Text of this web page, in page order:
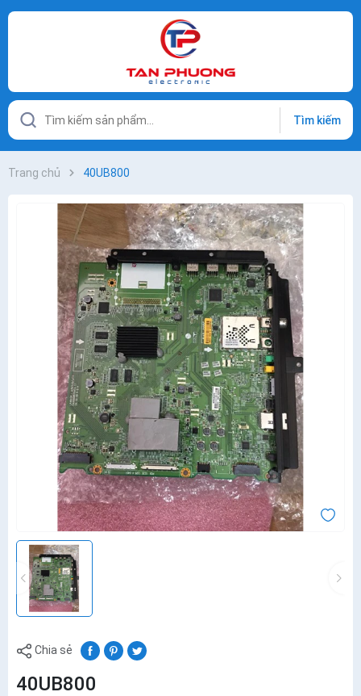
Tìm kiếm
Trang chủ 40UB800
Chia sẻ
40UB800